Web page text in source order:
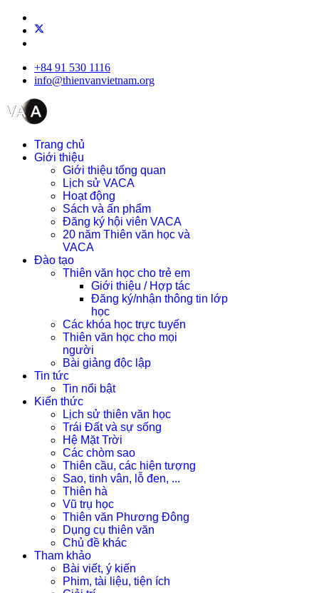
+84 91 530 1116
info@thienvanvietnam.org
Trang chủ
Giới thiệu
Giới thiệu tổng quan
Lịch sử VACA
Hoạt động
Sách và ấn phẩm
Đăng ký hội viên VACA
20 năm Thiên văn học và
VACA
Đào tạo
Thiên văn học cho trẻ em
Giới thiệu / Hợp tác
Đăng ký/nhận thông tin lớp
học
Các khóa học trực tuyến
Thiên văn học cho mọi
người
Bài giảng độc lập
Tin tức
Tin nổi bật
Kiến thức
Lịch sử thiên văn học
Trái Đất và sự sống
Hệ Mặt Trời
Các chòm sao
Thiên cầu, các hiện tượng
Sao, tinh vân, lỗ đen, ...
Thiên hà
Vũ trụ học
Thiên văn Phương Đông
Dụng cụ thiên văn
Chủ đề khác
Tham khảo
Bài viết, ý kiến
Phim, tài liệu, tiện ích